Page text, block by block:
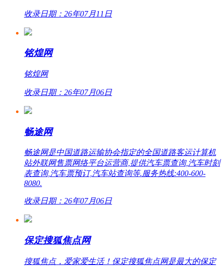
收录日期：26年07月11日
铭煌网
铭煌网
收录日期：26年07月06日
畅途网
畅途网是中国道路运输协会指定的全国道路客运计算机
站外联网售票网络平台运营商,提供汽车票查询,汽车时刻
表查询,汽车票预订,汽车站查询等.服务热线:400-600-
8080.
收录日期：26年07月06日
保定搜狐焦点网
搜狐焦点，爱家爱生活！保定搜狐焦点网是最大的保定